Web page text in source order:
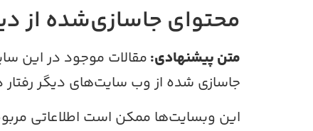
محتوای جاسازی‌شده از
متن پیشنهادی:مقالات موجود در این
جاسازی شده از وب سایت‌های دیگر رفتار
این وبسایت‌ها ممکن است اطلاعاتی